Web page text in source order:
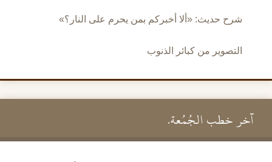
شرح حديث: «ألا أخبركم بمن يحرم على النار؟»
التصوير من كبائر الذنوب
آخر خطب الجُمُعة.